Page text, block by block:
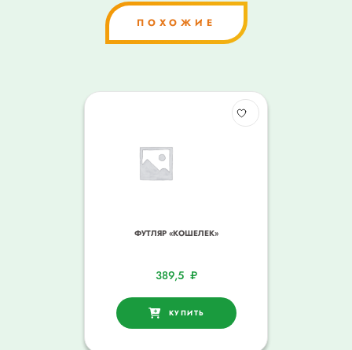
ПОХОЖИЕ
ФУТЛЯР «КОШЕЛЕК»
389,5 ₽
КУПИТЬ